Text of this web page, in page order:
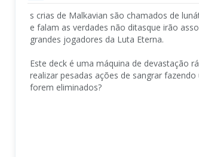
s crias de Malkavian são chamados de
e falam as verdades não ditasque irão
grandes jogadores da Luta Eterna.
Este deck é uma máquina de devastação
realizar pesadas ações de sangrar
forem eliminados?